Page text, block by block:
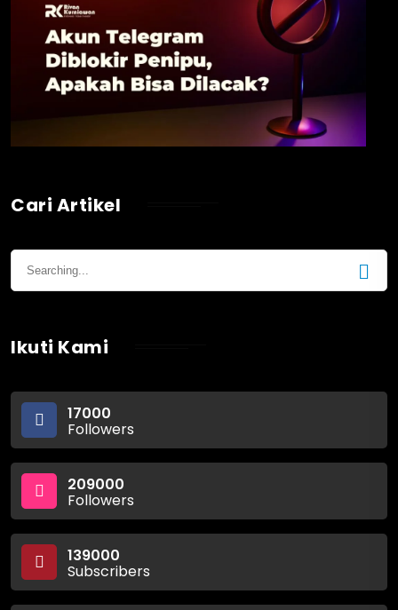
Cari Artikel
Ikuti Kami
17000
Followers
209000
Followers
139000
Subscribers